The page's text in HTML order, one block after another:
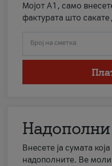
Мојот А1, само
фактурата што сакате
Број на сметка
Внесете ја сумата
надополните. Ве